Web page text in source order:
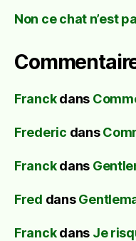
Non ce chat n’est
Franckdans
Frederic dans
Franckdans
Fred dans
Franckdans Je